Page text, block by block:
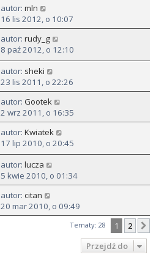
autor: mln
16 lis 2012, o 10:07
autor: rudy_g
8 paź 2012, o 12:10
autor: sheki
23 lis 2011, o 22:26
autor: Gootek
2 wrz 2011, o 16:35
autor: Kwiatek
17 lip 2010, o 20:45
autor: lucza
5 kwie 2010, o 01:34
autor: citan
20 mar 2010, o 09:49
Tematy: 28 1 2
Przejdź do